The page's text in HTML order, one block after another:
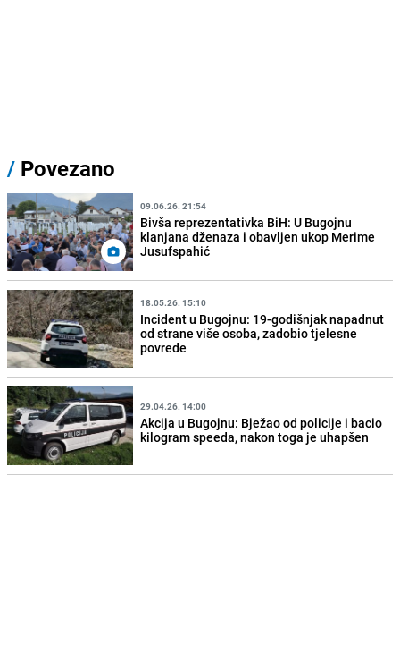
/ Povezano
09.06.26. 21:54
Bivša reprezentativka BiH: U Bugojnu
klanjana dženaza i obavljen ukop Merime
Jusufspahić
18.05.26. 15:10
Incident u Bugojnu: 19-godišnjak napadnut
od strane više osoba, zadobio tjelesne
povrede
29.04.26. 14:00
Akcija u Bugojnu: Bježao od policije i bacio
kilogram speeda, nakon toga je uhapšen